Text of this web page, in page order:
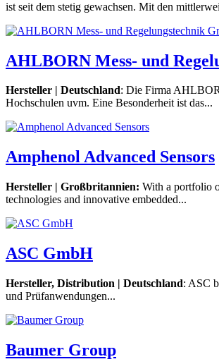
ist seit dem stetig gewachsen. Mit den
AHLBORN Mess- und
Hersteller | Deutschland: Die Firma
Hochschulen uvm. Eine Besonderheit ist das...
Amphenol Advanced Sensors
Hersteller | Großbritannien: With a portfolio
technologies and innovative embedded...
ASC GmbH
Hersteller, Distribution | Deutschland: ASC
und Prüfanwendungen...
Baumer Group